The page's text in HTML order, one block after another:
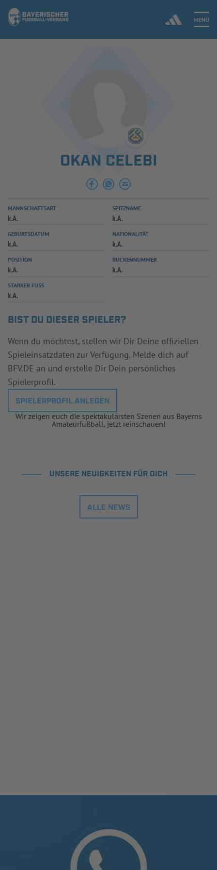
MENÜ
SPIELBETRIEB & VERBANDSLEBEN
AUSBILDUNG & FÖRDERUNG
SPIELPLUS
OKAN CELEBI
MANNSCHAFTSART
k.A.
SPITZNAME
k.A.
GEBURTSDATUM
k.A.
NATIONALITÄT
k.A.
POSITION
k.A.
RÜCKENNUMMER
k.A.
STARKER FUSS
k.A.
BIST DU DIESER SPIELER?
Wenn du möchtest, stellen wir Dir Deine offiziellen
Spieleinsatzdaten zur Verfügung. Melde dich auf
BFV.DE an und erstelle Dir Dein persönliches
Spielerprofil.
SPIELERPROFIL ANLEGEN
Wir zeigen euch die spektakulärsten Szenen aus Bayerns
Amateurfußball, jetzt reinschauen!
UNSERE NEUIGKEITEN FÜR DICH
ALLE NEWS